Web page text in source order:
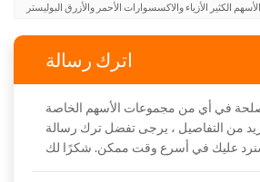
اترك رسالة
في أي من مجموعات الأسهم الخاصة
من التفاصيل ، يرجى تفضل ترك رسالة